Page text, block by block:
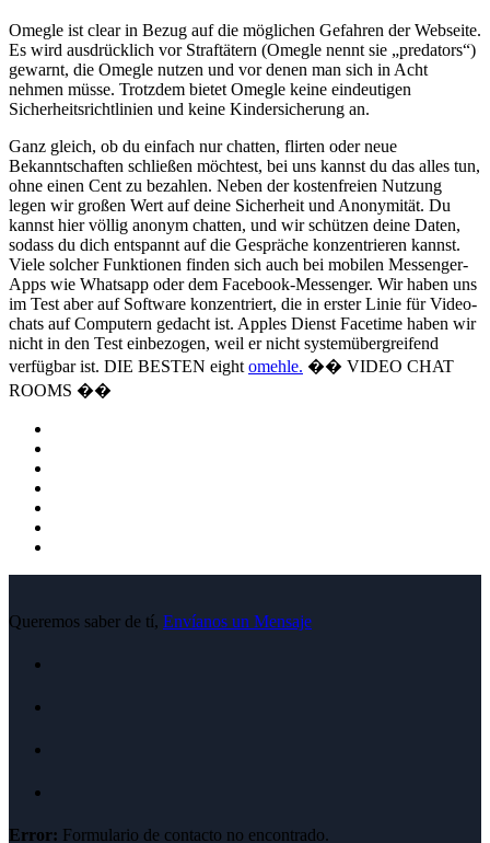
Omegle ist clear in Bezug auf die möglichen Gefahren der Webseite.
Es wird ausdrücklich vor Straftätern (Omegle nennt sie „predators“)
gewarnt, die Omegle nutzen und vor denen man sich in Acht
nehmen müsse. Trotzdem bietet Omegle keine eindeutigen
Sicherheitsrichtlinien und keine Kindersicherung an.
Ganz gleich, ob du einfach nur chatten, flirten oder neue
Bekanntschaften schließen möchtest, bei uns kannst du das alles tun,
ohne einen Cent zu bezahlen. Neben der kostenfreien Nutzung
legen wir großen Wert auf deine Sicherheit und Anonymität. Du
kannst hier völlig anonym chatten, und wir schützen deine Daten,
sodass du dich entspannt auf die Gespräche konzentrieren kannst.
Viele solcher Funk­tionen finden sich auch bei mobilen Messenger-
Apps wie Whats­app oder dem Facebook-Messenger. Wir haben uns
im Test aber auf Software konzentriert, die in erster Linie für Video­
chats auf Computern gedacht ist. Apples Dienst Facetime haben wir
nicht in den Test einbezogen, weil er nicht system­über­greifend
verfügbar ist. DIE BESTEN eight omehle. �� VIDEO CHAT
ROOMS ��
Queremos saber de tí, Envíanos un Mensaje
Error: Formulario de contacto no encontrado.